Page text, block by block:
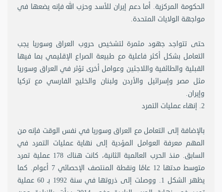
الحكومة المركزية. أما دعم إيران للأسد وحزب الله فإنه يضعها في
مواجهة الولايات المتحدة.
حتى تتواجد جهود مثمرة لتشخيص حروب العراق وسوريا يجب
التعامل بشكل أكثر فاعلية مع طبيعة الصراع الإقليمي بما فيها
القبلية والطائفية واللاجئين وعوامل أخرى تؤثر في العراق وسوريا
مثل مصر وإسرائيل والأردن ولبنان والخليج الفارسي مع تركيا
وإيران.
2. إنهاء عمليات التمرد
بالإضافة إلى التعامل مع العراق وسوريا في نفس الوقت فإنه من
المهم معرفة العوامل المؤدية إلى نهاية عمليات التمرد في
السابق. منذ الحرب العالمية الثانية، كانت هناك 178 عملية تمرد
متوسط مدتها 12 عامًا ونقطة المنتصف الإحصائي 7 أعوام. كما
يظهر الشكل 1. ووصلت إلى ذروتها في سنة 1992 بـ 60 عملية